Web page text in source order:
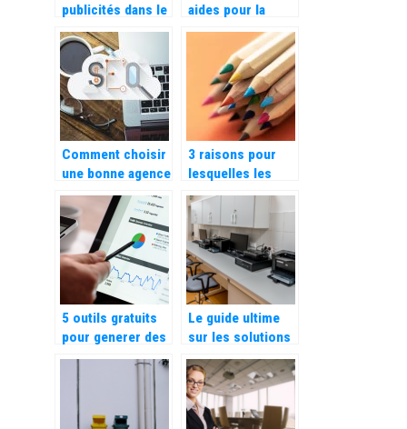
publicités dans le
commerce
aides pour la
gestion d’une
association ?
Comment choisir
une bonne agence
SEO ?
3 raisons pour
lesquelles les
livres de
coloriage pour
adultes sont
excellents pour le
travail
5 outils gratuits
pour generer des
mots cles
Le guide ultime
sur les solutions
pour la gestion du
flux numerique